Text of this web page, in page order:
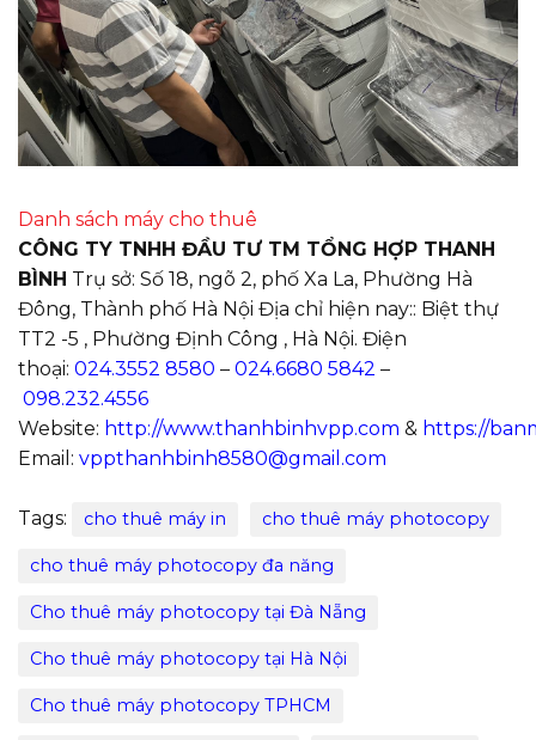
Danh sách máy cho thuê
CÔNG TY TNHH ĐẦU TƯ TM TỔNG HỢP THANH
BÌNH Trụ sở: Số 18, ngõ 2, phố Xa La, Phường Hà
Đông, Thành phố Hà Nội Địa chỉ hiện nay:: Biệt thự
TT2 -5 , Phường Định Công , Hà Nội. Điện
thoại: 024.3552 8580 – 024.6680 5842 –
098.232.4556
Website: http://www.thanhbinhvpp.com & https://
Email: vppthanhbinh8580@gmail.com
Tags: cho thuê máy in cho thuê máy photocopy
cho thuê máy photocopy đa năng
Cho thuê máy photocopy tại Đà Nẵng
Cho thuê máy photocopy tại Hà Nội
Cho thuê máy photocopy TPHCM